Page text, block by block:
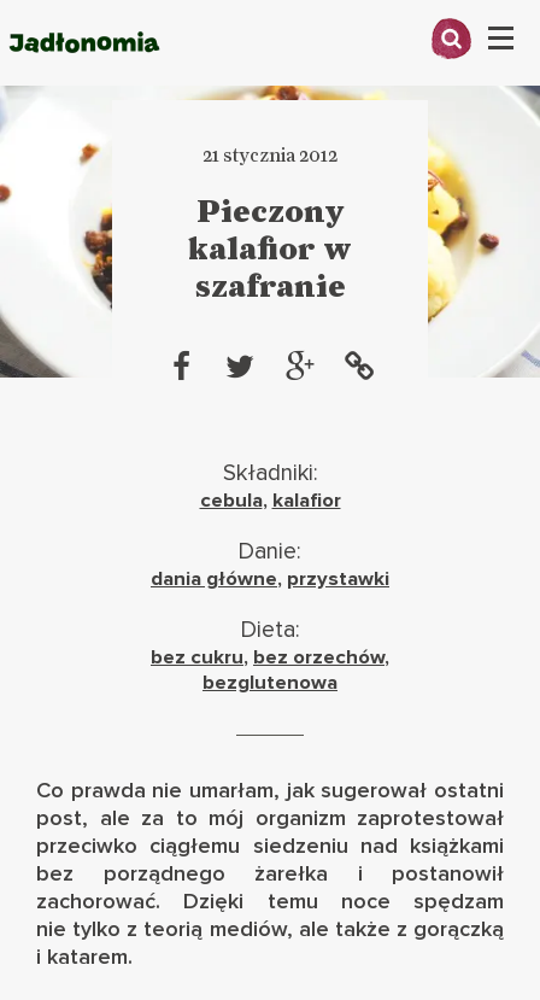
Menu
ARTYKUŁY
KSIĄŻKI
KONTAKT
21 stycznia 2012
Pieczony
kalafior w
szafranie
Składniki:
cebula, kalafior
Danie:
dania główne, przystawki
Dieta:
bez cukru, bez orzechów,
bezglutenowa
Co prawda nie umarłam, jak sugerował ostatni
post, ale za to mój organizm zaprotestował
przeciwko ciągłemu siedzeniu nad książkami
bez porządnego żarełka i postanowił
zachorować. Dzięki temu noce spędzam
nie tylko z teorią mediów, ale także z gorączką
i katarem.